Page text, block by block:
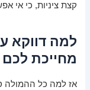
קצת ציניות, כי אי
מחייכת לכם
אז למה כל ההמולה